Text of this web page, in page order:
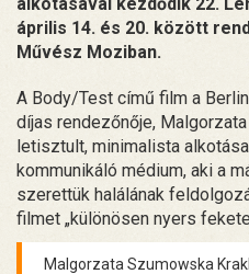
április 14. és 20. között
Művész Moziban.
A Body/Test című film a
díjas rendezőnője,
letisztult, minimalista
kommunikáló médium, aki a
szerettük halálának
filmet „különösen nyers
Malgorzata Szumowska